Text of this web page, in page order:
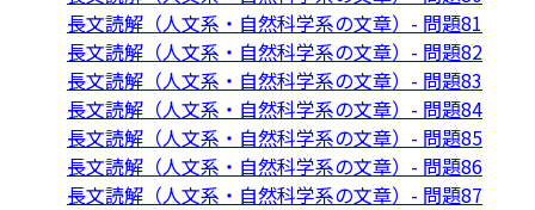
長文読解（人文系・自然科学系の文章）- 問題81
長文読解（人文系・自然科学系の文章）- 問題82
長文読解（人文系・自然科学系の文章）- 問題83
長文読解（人文系・自然科学系の文章）- 問題84
長文読解（人文系・自然科学系の文章）- 問題85
長文読解（人文系・自然科学系の文章）- 問題86
長文読解（人文系・自然科学系の文章）- 問題87